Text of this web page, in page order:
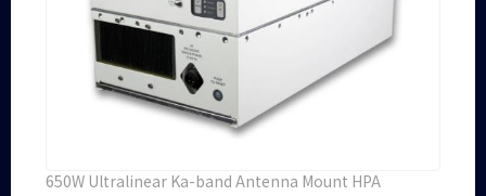
650W Ultralinear Ka-band Antenna Mount HPA